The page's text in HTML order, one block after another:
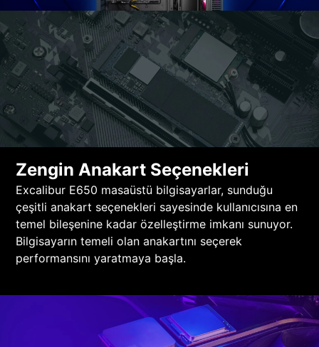
Zengin Anakart Seçenekleri
Excalibur E650 masaüstü bilgisayarlar, sunduğu
çeşitli anakart seçenekleri sayesinde kullanıcısına en
temel bileşenine kadar özelleştirme imkanı sunuyor.
Bilgisayarın temeli olan anakartını seçerek
performansını yaratmaya başla.